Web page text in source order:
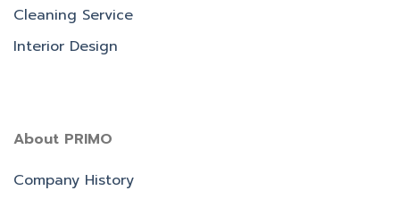
Cleaning Service
Interior Design
About PRIMO
Company History